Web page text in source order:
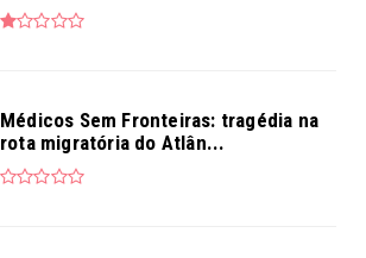
Médicos Sem Fronteiras: tragédia na
rota migratória do Atlân...